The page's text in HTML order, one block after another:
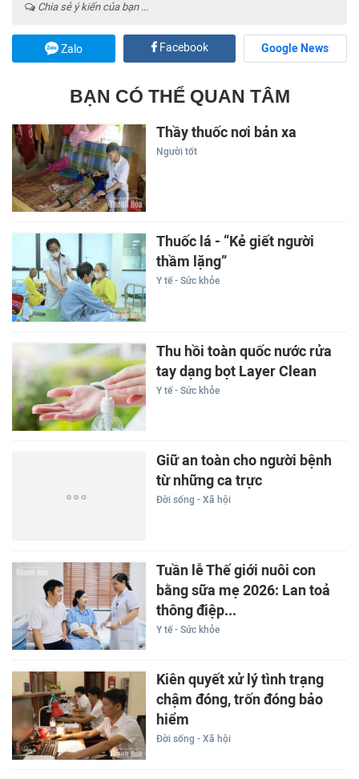
Chia sẻ ý kiến của bạn ...
Zalo Facebook Google News
BẠN CÓ THỂ QUAN TÂM
Thầy thuốc nơi bản xa
Người tốt
Thuốc lá - “Kẻ giết người
thầm lặng”
Y tế - Sức khỏe
Thu hồi toàn quốc nước rửa
tay dạng bọt Layer Clean
Y tế - Sức khỏe
Giữ an toàn cho người bệnh
từ những ca trực
Đời sống - Xã hội
Tuần lễ Thế giới nuôi con
bằng sữa mẹ 2026: Lan toả
thông điệp...
Y tế - Sức khỏe
Kiên quyết xử lý tình trạng
chậm đóng, trốn đóng bảo
hiểm
Đời sống - Xã hội